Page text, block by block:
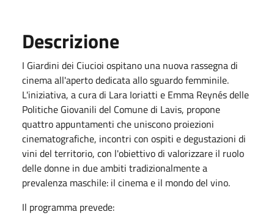
Descrizione
I Giardini dei Ciucioi ospitano una nuova rassegna di
cinema all'aperto dedicata allo sguardo femminile.
L'iniziativa, a cura di Lara Ioriatti e Emma Reynés delle
Politiche Giovanili del Comune di Lavis, propone
quattro appuntamenti che uniscono proiezioni
cinematografiche, incontri con ospiti e degustazioni di
vini del territorio, con l'obiettivo di valorizzare il ruolo
delle donne in due ambiti tradizionalmente a
prevalenza maschile: il cinema e il mondo del vino.
Il programma prevede: